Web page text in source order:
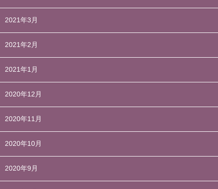
2021年3月
2021年2月
2021年1月
2020年12月
2020年11月
2020年10月
2020年9月